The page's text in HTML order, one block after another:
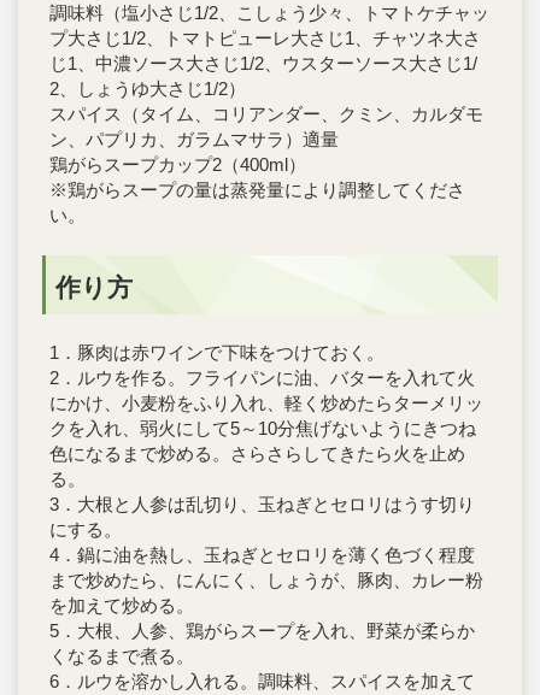
調味料（塩小さじ1/2、こしょう少々、トマトケチャッ
プ大さじ1/2、トマトピューレ大さじ1、チャツネ大さ
じ1、中濃ソース大さじ1/2、ウスターソース大さじ1/
2、しょうゆ大さじ1/2）
スパイス（タイム、コリアンダー、クミン、カルダモ
ン、パプリカ、ガラムマサラ）適量
鶏がらスープカップ2（400ml）
※鶏がらスープの量は蒸発量により調整してくださ
い。
作り方
1．豚肉は赤ワインで下味をつけておく。
2．ルウを作る。フライパンに油、バターを入れて火
にかけ、小麦粉をふり入れ、軽く炒めたらターメリッ
クを入れ、弱火にして5～10分焦げないようにきつね
色になるまで炒める。さらさらしてきたら火を止め
る。
3．大根と人参は乱切り、玉ねぎとセロリはうす切り
にする。
4．鍋に油を熱し、玉ねぎとセロリを薄く色づく程度
まで炒めたら、にんにく、しょうが、豚肉、カレー粉
を加えて炒める。
5．大根、人参、鶏がらスープを入れ、野菜が柔らか
くなるまで煮る。
6．ルウを溶かし入れる。調味料、スパイスを加えて